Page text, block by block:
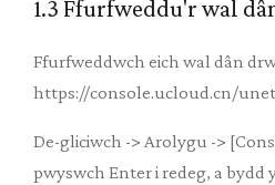
1.3 Ffurfweddu'r wal
Ffurfweddwch eich wal dân
https://console.ucloud.cn/
De-gliciwch -> Arolygu ->
pwyswch Enter i redeg, a bydd